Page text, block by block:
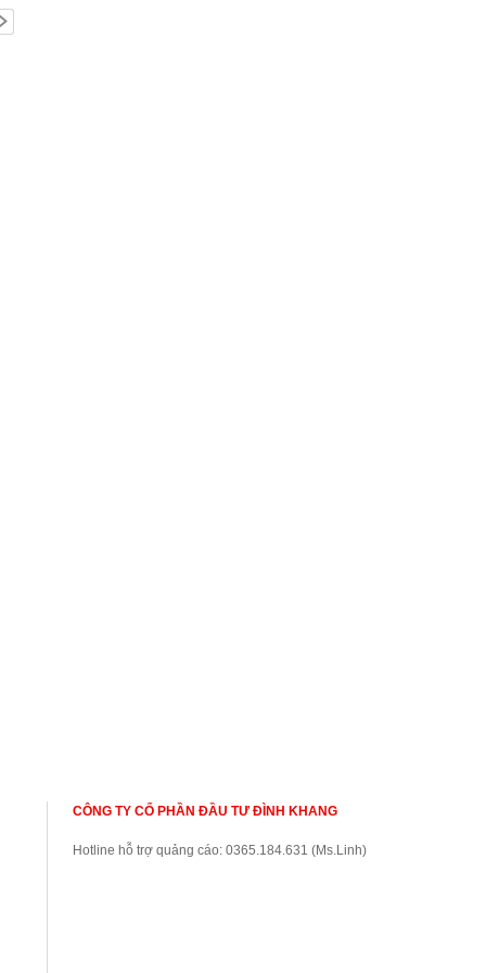
CÔNG TY CỔ PHẦN ĐẦU TƯ ĐÌNH KHANG
Hotline hỗ trợ quảng cáo: 0365.184.631 (Ms.Linh)